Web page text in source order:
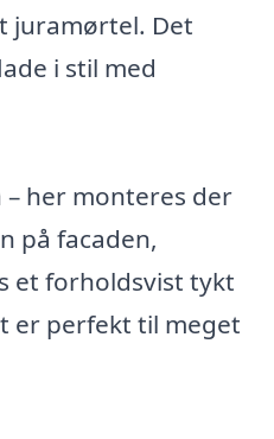
juramørtel. Det
i stil med
– her monteres der
på facaden,
et forholdsvist tykt
er perfekt til meget